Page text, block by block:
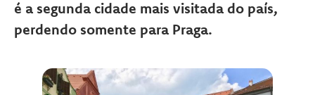
é a segunda cidade mais visitada do país,
perdendo somente para Praga.